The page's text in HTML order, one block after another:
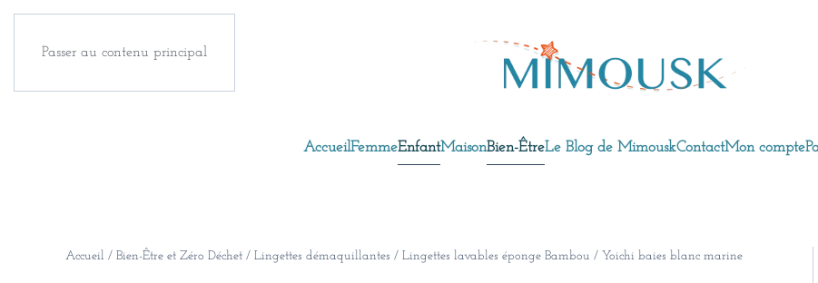
Passer au contenu principal
AccueilFemmeEnfantMaisonBien-ÊtreLe Blog de MimouskContactMon compte
Accueil / Bien-Être et Zéro Déchet / Lingettes démaquillantes / Lingettes lavables éponge Bambou / Yoichi baies blanc marine